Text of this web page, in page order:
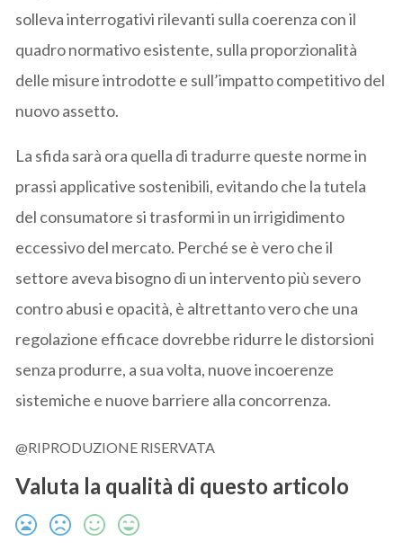
solleva interrogativi rilevanti sulla coerenza con il
quadro normativo esistente, sulla proporzionalità
delle misure introdotte e sull’impatto competitivo del
nuovo assetto.
La sfida sarà ora quella di tradurre queste norme in
prassi applicative sostenibili, evitando che la tutela
del consumatore si trasformi in un irrigidimento
eccessivo del mercato. Perché se è vero che il
settore aveva bisogno di un intervento più severo
contro abusi e opacità, è altrettanto vero che una
regolazione efficace dovrebbe ridurre le distorsioni
senza produrre, a sua volta, nuove incoerenze
sistemiche e nuove barriere alla concorrenza.
@RIPRODUZIONE RISERVATA
Valuta la qualità di questo articolo